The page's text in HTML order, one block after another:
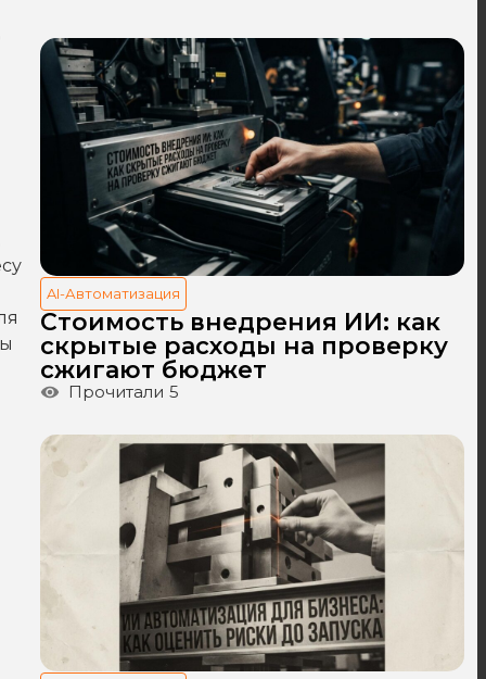
AI-Автоматизация
Стоимость внедрения ИИ: как
скрытые расходы на проверку
сжигают бюджет
Прочитали 5